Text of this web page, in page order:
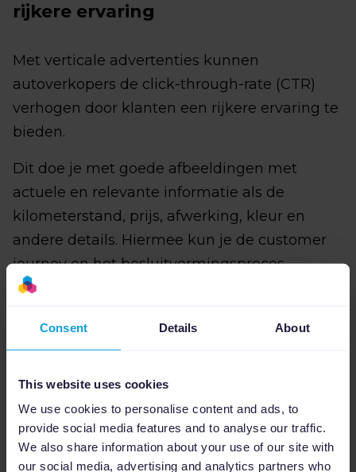
Consent Details About
This website uses cookies
We use cookies to personalise content and ads, to
provide social media features and to analyse our traffic.
We also share information about your use of our site with
our social media, advertising and analytics partners who
rijkere ervaring
Met verticale advertenties kunnen
autoverkopers de click-through-rate (CTR)
verhogen door klanten een rijkere ervaring te
bieden.
Dit doe je met goede afbeeldingen met
actuele en relevante informatie als de
kilometerstand, prijs, afwerking, kleur en
andere details. Hiermee kun je de customer
journey en het besluitvormingsproces
verkorten.
Daarnaast vergroot de opzet van deze
advertenties de betrokkenheid van het
geklikt.